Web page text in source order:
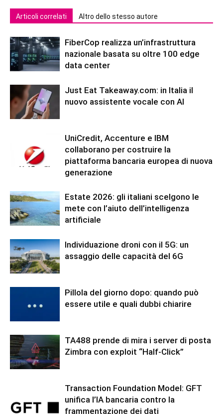
Articoli correlati Altro dello stesso autore
FiberCop realizza un’infrastruttura
nazionale basata su oltre 100 edge
data center
Just Eat Takeaway.com: in Italia il
nuovo assistente vocale con AI
UniCredit, Accenture e IBM
collaborano per costruire la
piattaforma bancaria europea di nuova
generazione
Estate 2026: gli italiani scelgono le
mete con l’aiuto dell’intelligenza
artificiale
Individuazione droni con il 5G: un
assaggio delle capacità del 6G
Pillola del giorno dopo: quando può
essere utile e quali dubbi chiarire
TA488 prende di mira i server di posta
Zimbra con exploit “Half-Click”
Transaction Foundation Model: GFT
unifica l’IA bancaria contro la
frammentazione dei dati